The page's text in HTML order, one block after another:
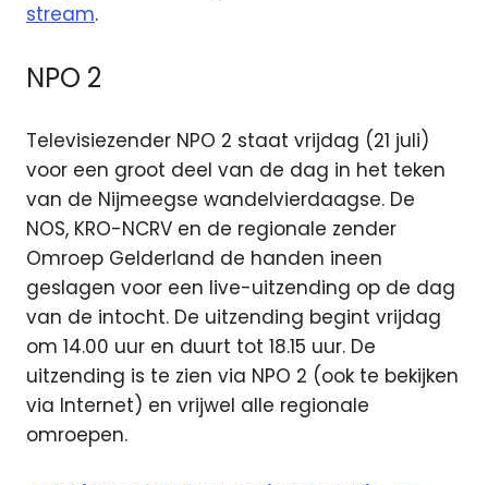
stream.
NPO 2
Televisiezender NPO 2 staat vrijdag (21 juli)
voor een groot deel van de dag in het teken
van de Nijmeegse wandelvierdaagse. De
NOS, KRO-NCRV en de regionale zender
Omroep Gelderland de handen ineen
geslagen voor een live-uitzending op de dag
van de intocht. De uitzending begint vrijdag
om 14.00 uur en duurt tot 18.15 uur. De
uitzending is te zien via NPO 2 (ook te bekijken
via Internet) en vrijwel alle regionale
omroepen.